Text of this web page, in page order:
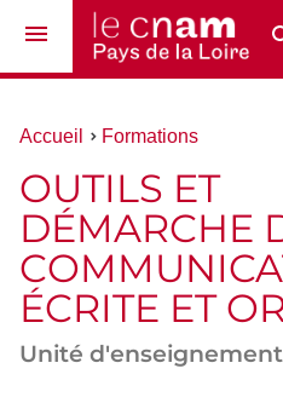
Vous
ici :
Accueil Formations
OUTILS ET
DÉMARCHE
ÉCRITE ET
Unité d'enseignement